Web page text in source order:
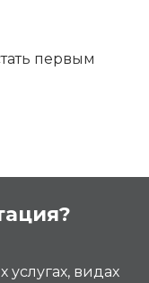
первым
видах